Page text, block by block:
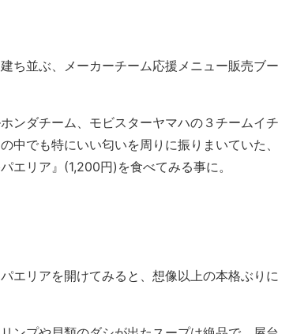
ち並ぶ、メーカーチーム応援メニュー販売ブー
ンダチーム、モビスターヤマハの３チームイチ
中でも特にいい匂いを周りに振りまいていた、
エリア』(1,200円)を食べてみる事に。
エリアを開けてみると、想像以上の本格ぶりに